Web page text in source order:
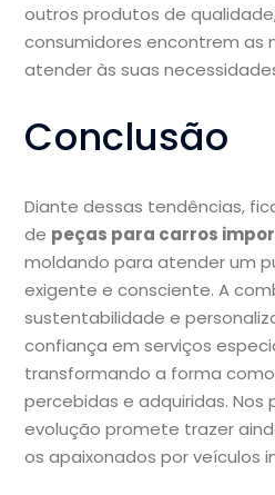
outros produtos de
consumidores encontrem as
atender às suas
Conclusão
Diante dessas tendências,
de peças para carros
moldando para atender um
exigente e consciente. A
sustentabilidade e
confiança em serviços
transformando a forma
percebidas e adquiridas. Nos
evolução promete trazer
os apaixonados por veículos